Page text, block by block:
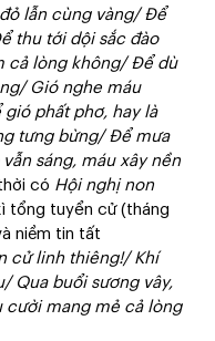
lẫn cùng vàng/ Để
thu tới dội sắc đào
cả lòng không/ Để dù
Gió nghe máu
phất phơ, hay là
tưng bừng/ Để mưa
sáng, máu xây nền
có Hội nghị non
tổng tuyển cử (tháng
niềm tin tất
cử linh thiêng!/ Khí
Qua buổi sương vây,
cười mang mẻ cả lòng